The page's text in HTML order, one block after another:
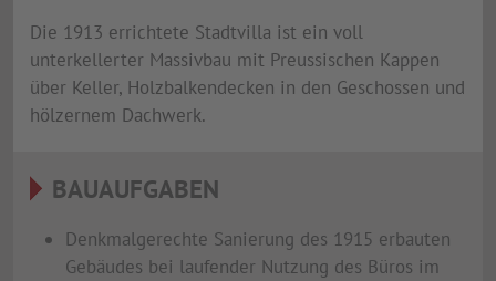
Die 1913 errichtete Stadtvilla ist ein voll
unterkellerter Massivbau mit Preussischen Kappen
über Keller, Holzbalkendecken in den Geschossen und
hölzernem Dachwerk.
BAUAUFGABEN
Denkmalgerechte Sanierung des 1915 erbauten
Gebäudes bei laufender Nutzung des Büros im